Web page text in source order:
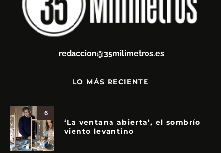
redaccion@35milimetros.es
LO MÁS RECIENTE
6
‘La ventana abierta’, el sombrío
viento levantino